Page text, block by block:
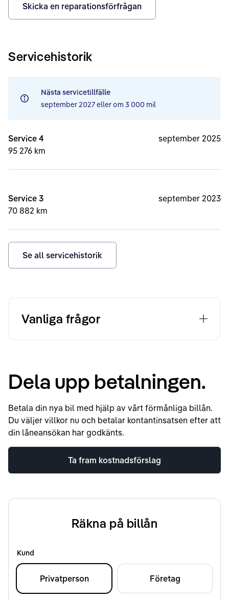
Skicka en reparationsförfrågan
Servicehistorik
Nästa servicetillfälle
september 2027eller om 3 000 mil
Service 4
95 276 km
september 2025
Service 3
70 882 km
september 2023
Se all servicehistorik
Vanliga frågor
Dela upp betalningen.
Betala din nya bil med hjälp av vårt förmånliga billån.
Du väljer villkor nu och betalar kontantinsatsen efter att
din låneansökan har godkänts.
Ta fram kostnadsförslag
Räkna på billån
Kund
Privatperson Företag